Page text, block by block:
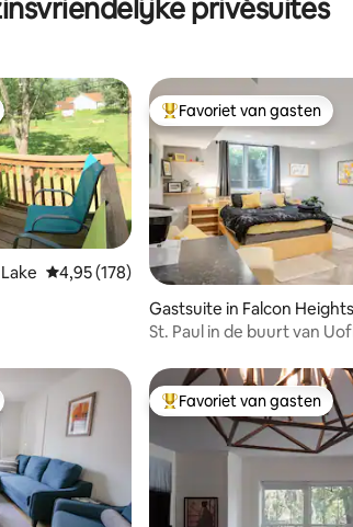
privésuites
437 recensies
Gemiddelde beoordeling van 4,95 op 5,
4,95 (178)
Topfavoriet van gasten
Favoriet van gasten
Gastsuite in Falcon Heights
St. Paul in de buurt van
Topfavoriet van gasten
Favoriet van gasten